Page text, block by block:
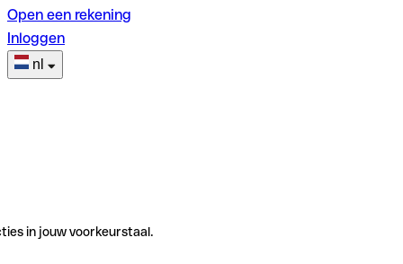
Open een rekening
Inloggen
nl
in jouw voorkeurstaal.